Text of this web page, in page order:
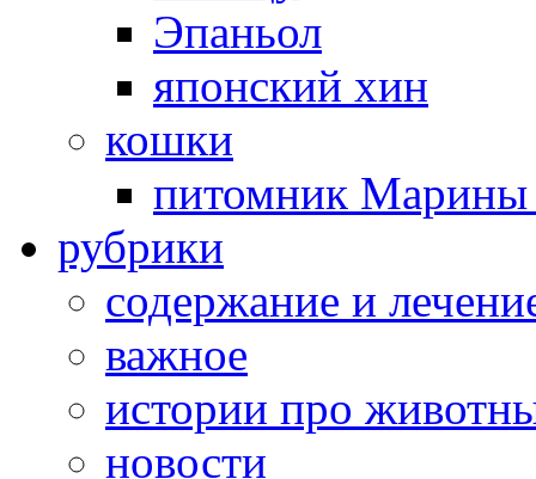
Эпаньол
японский хин
кошки
питомник Марины
рубрики
cодержание и
важное
истории про
новости